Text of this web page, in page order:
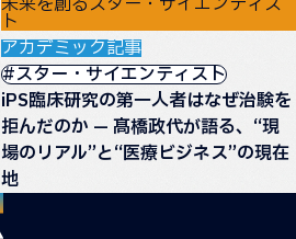
ト
アカデミック記事
#スター・サイエンティスト
iPS臨床研究の第一人者はなぜ治験を
拒んだのか — 髙橋政代が語る、“現
場のリアル”と“医療ビジネス”の現在
地